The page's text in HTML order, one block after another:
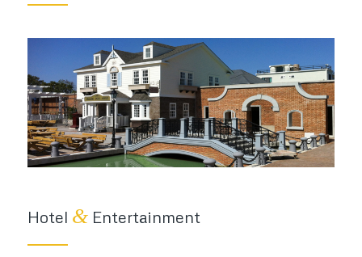
Hotel &Entertainment